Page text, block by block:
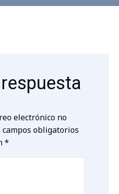
electrónico no
campos obligatorios
*